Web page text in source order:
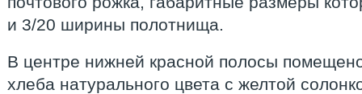
и 3/20 ширины полотнища.
В центре нижней красной полосы
хлеба натурального цвета с желтой